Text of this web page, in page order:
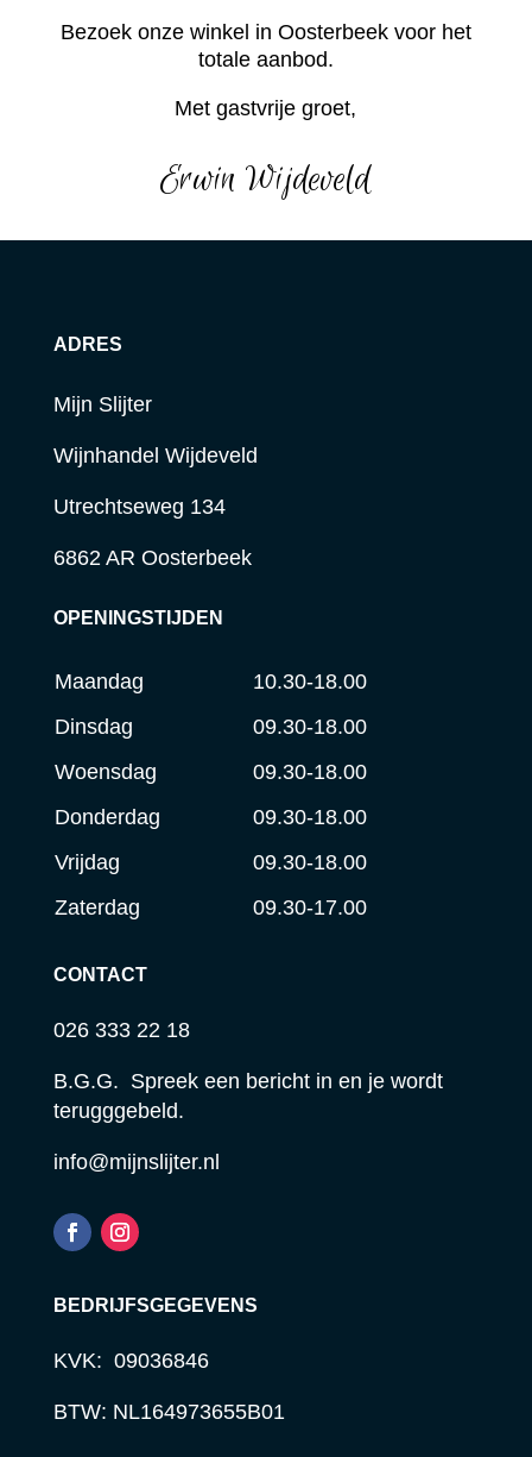
Bezoek onze winkel in Oosterbeek voor het
totale aanbod.
Met gastvrije groet,
Erwin Wijdeveld
ADRES
Mijn Slijter
Wijnhandel Wijdeveld
Utrechtseweg 134
6862 AR Oosterbeek
OPENINGSTIJDEN
Maandag
10.30-18.00
Dinsdag
09.30-18.00
Woensdag
09.30-18.00
Donderdag
09.30-18.00
Vrijdag
09.30-18.00
Zaterdag
09.30-17.00
CONTACT
026 333 22 18
B.G.G. Spreek een bericht in en je wordt
terugggebeld.
info@mijnslijter.nl
BEDRIJFSGEGEVENS
KVK: 09036846
BTW: NL164973655B01